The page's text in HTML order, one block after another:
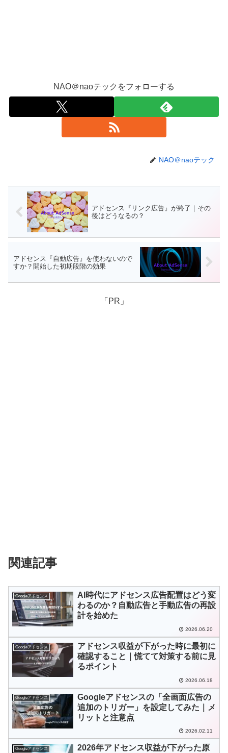
NAO＠naoテックをフォローする
NAO＠naoテック
アドセンス『リンク広告』が終了｜その
後はどうなるの？
アドセンス『自動広告』を使わないので
すか？開始した初期段階の効果
「PR」
関連記事
Googleアドセンス
AI時代にアドセンス広告配置はどう変
わるのか？自動広告と手動広告の再設
計を始めた
2026.06.20
Googleアドセンス
アドセンス収益が下がった時に最初に
確認すること｜慌てて対策する前に見
るポイント
2026.06.18
Googleアドセンス
Googleアドセンスの「全画面広告の
追加のトリガー」を設定してみた｜メ
リットと注意点
2026.02.11
Googleアドセンス
2026年アドセンス収益が下がった原